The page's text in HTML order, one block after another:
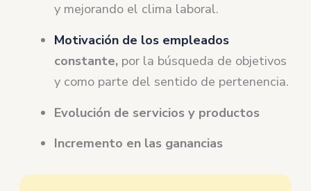
y mejorando el clima laboral.
Motivación de los empleados
constante, por la búsqueda de objetivos
y como parte del sentido de pertenencia.
Evolución de servicios y productos
Incremento en las ganancias